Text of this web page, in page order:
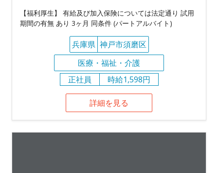
【福利厚生】 有給及び加入保険については法定通り 試用
期間の有無 あり 3ヶ月 同条件 (パートアルバイト)
兵庫県 神戸市須磨区
医療・福祉・介護
正社員
時給1,598円
詳細を見る